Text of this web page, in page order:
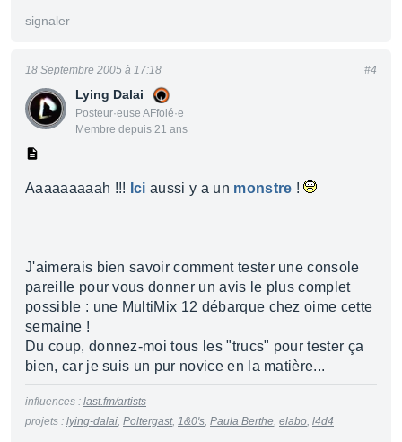
signaler
Lying Dalai
Posteur·euse AFfolé·e
Membre depuis 21 ans
18 Septembre 2005 à 17:18 #4
Aaaaaaaaah !!! Ici aussi y a un monstre !
J'aimerais bien savoir comment tester une console
pareille pour vous donner un avis le plus complet
possible : une MultiMix 12 débarque chez oime cette
semaine !
Du coup, donnez-moi tous les "trucs" pour tester ça
bien, car je suis un pur novice en la matière...
influences : last.fm/artists
projets : lying-dalai, Poltergast, 1&0's, Paula Berthe, elabo, l4d4